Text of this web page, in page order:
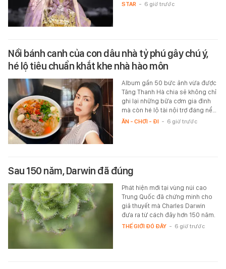
STAR - 6 giờ trước
Nồi bánh canh của con dâu nhà tỷ phú gây chú ý,
hé lộ tiêu chuẩn khắt khe nhà hào môn
Album gần 50 bức ảnh vừa được
Tăng Thanh Hà chia sẻ không chỉ
ghi lại những bữa cơm gia đình
mà còn hé lộ tài nội trợ đáng nể…
ĂN - CHƠI - ĐI - 6 giờ trước
Sau 150 năm, Darwin đã đúng
Phát hiện mới tại vùng núi cao
Trung Quốc đã chứng minh cho
giả thuyết mà Charles Darwin
đưa ra từ cách đây hơn 150 năm.
THẾ GIỚI ĐÓ ĐÂY - 6 giờ trước